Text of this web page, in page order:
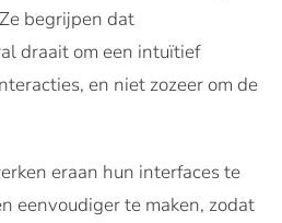
begrijpen dat
draait om een intuïtief
en niet zozeer om de
eraan hun interfaces te
eenvoudiger te maken, zodat